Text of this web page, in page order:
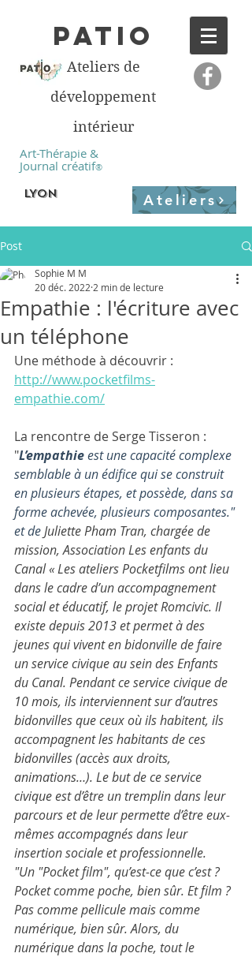
PATIO
Ateliers de
développement
intérieur
Art-Thérapie &
Journal créatif®
LYON Ateliers
Post
Empathie : l'écriture avec
un téléphone
Sophie M M
20 déc. 2022 2 min de lecture
Une méthode à découvrir :
http://www.pocketfilms-
empathie.com/
La rencontre de Serge Tisseron :
"L’empathie est une capacité complexe
semblable à un édifice qui se construit
en plusieurs étapes, et possède, dans sa
forme achevée, plusieurs composantes."
et de Juliette Pham Tran, chargée de
mission, Association Les enfants du
Canal « Les ateliers Pocketfilms ont lieu
dans le cadre d’un accompagnement
social et éducatif, le projet Romcivic. Il
existe depuis 2013 et permet à des
jeunes qui vivent en bidonville de faire
un service civique au sein des Enfants
du Canal. Pendant ce service civique de
10 mois, ils interviennent sur d’autres
bidonvilles que ceux où ils habitent, ils
accompagnent les habitants de ces
bidonvilles (accès aux droits,
animations…). Le but de ce service
civique est d’être un tremplin dans leur
parcours et de leur permette d’être eux-
mêmes accompagnés dans leur
insertion sociale et professionnelle.
"Un "Pocket film", qu’est-ce que c’est ?
Pocket comme poche, bien sûr. Et film ?
Pas comme pellicule mais comme
numérique, bien sûr. Alors, du
numérique dans la poche, tout le